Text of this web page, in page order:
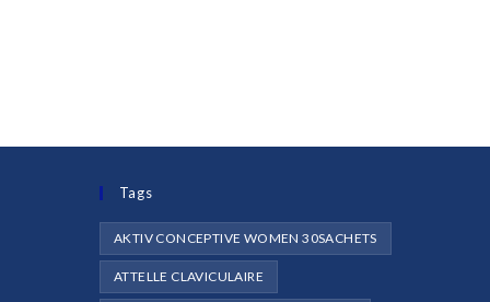
Tags
AKTIV CONCEPTIVE WOMEN 30SACHETS
ATTELLE CLAVICULAIRE